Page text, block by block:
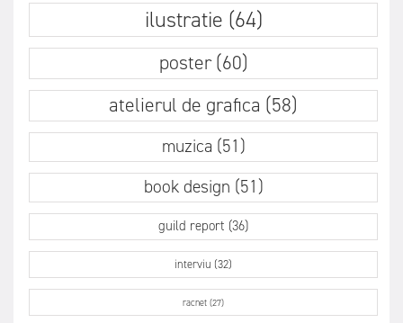
ilustratie (64)
poster (60)
atelierul de grafica (58)
muzica (51)
book design (51)
guild report (36)
interviu (32)
racnet (27)